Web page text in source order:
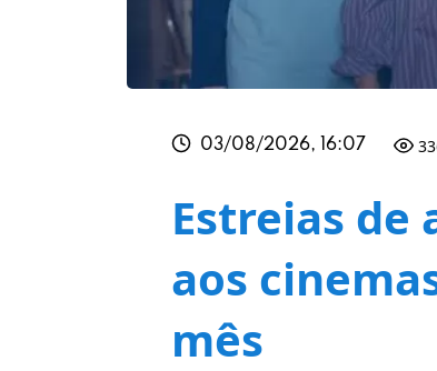
03/08/2026, 16:07
Estreias de
aos
mês